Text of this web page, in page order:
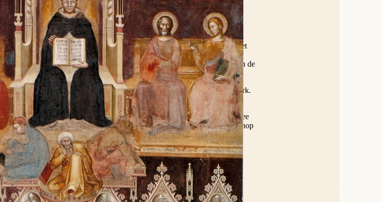
DE Zwolle
drie dagen lang feestelijke evenementen. Op vrijdag 4 april ligt het
van de studenten. Zijn relieken worden geplaatst in de kapel van de
over de stadscampus gedragen. Nadien houden we een receptie in de
een Dak').
over Thomas gehouden in Zaal Why Waai aan de Sint-Andrieskerk.
in te schrijven.
processie van de Sint-Pauluskerk naar de kathedraal, waar we met de twee
zullen hebben rond de relieken. Mgr. Johan Bonny, de bisschop
processie en eucharistie.
kan u hieronder bekijken.